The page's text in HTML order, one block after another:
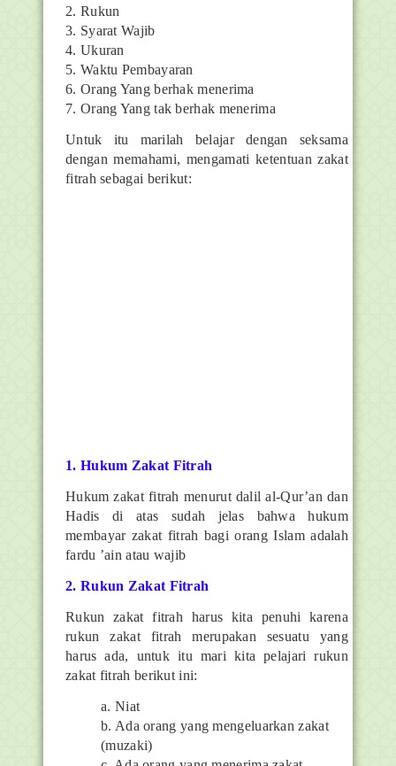
2. Rukun
3. Syarat Wajib
4. Ukuran
5. Waktu Pembayaran
6. Orang Yang berhak menerima
7. Orang Yang tak berhak menerima
Untuk itu marilah belajar dengan seksama
dengan memahami, mengamati ketentuan zakat
fitrah sebagai berikut:
1. Hukum Zakat Fitrah
Hukum zakat fitrah menurut dalil al-Qur’an dan
Hadis di atas sudah jelas bahwa hukum
membayar zakat fitrah bagi orang Islam adalah
fardu ’ain atau wajib
2. Rukun Zakat Fitrah
Rukun zakat fitrah harus kita penuhi karena
rukun zakat fitrah merupakan sesuatu yang
harus ada, untuk itu mari kita pelajari rukun
zakat fitrah berikut ini:
a. Niat
b. Ada orang yang mengeluarkan zakat
(muzaki)